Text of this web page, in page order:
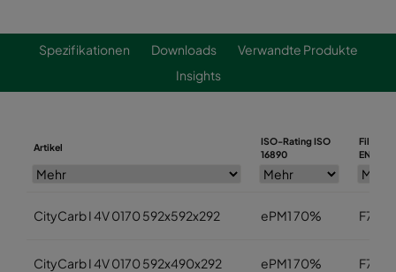
Spezifikationen Downloads
Verwandte Produkte
Insights
Artikel
ISO-Rating ISO
16890
EN779
CityCarb I 4V 0170 592x592x292 ePM1 70% F7
CityCarb I 4V 0170 592x490x292 ePM1 70% F7